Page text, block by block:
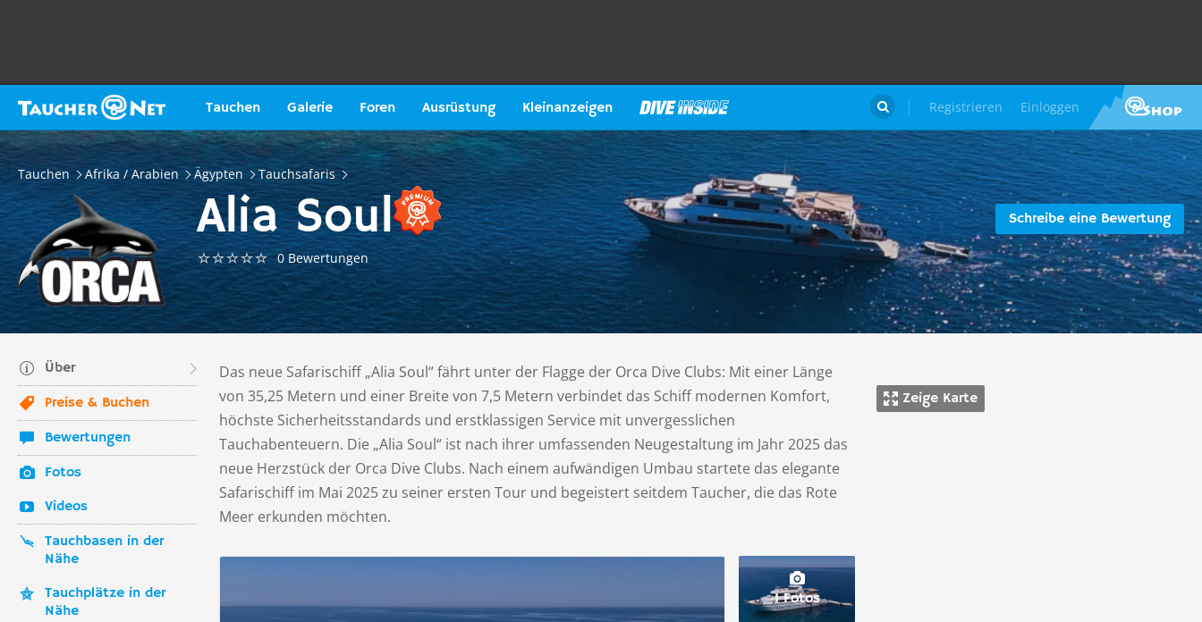
Tauchen Galerie Foren Ausrüstung Kleinanzeigen Registrieren Einloggen

Tauchen Afrika / Arabien Ägypten Tauchsafaris
Schreibe eine Bewertung
Alia Soul
0 Bewertungen
Über
Preise & Buchen
Bewertungen
Fotos
Videos
Tauchbasen in der
Nähe
Tauchplätze in der
Nähe
Zeige Karte
Das neue Safarischiff „Alia Soul“ fährt unter der Flagge der Orca Dive Clubs: Mit einer Länge
von 35,25 Metern und einer Breite von 7,5 Metern verbindet das Schiff modernen Komfort,
höchste Sicherheitsstandards und erstklassigen Service mit unvergesslichen
Tauchabenteuern. Die „Alia Soul“ ist nach ihrer umfassenden Neugestaltung im Jahr 2025 das
neue Herzstück der Orca Dive Clubs. Nach einem aufwändigen Umbau startete das elegante
Safarischiff im Mai 2025 zu seiner ersten Tour und begeistert seitdem Taucher, die das Rote
Meer erkunden möchten.
1 Fotos